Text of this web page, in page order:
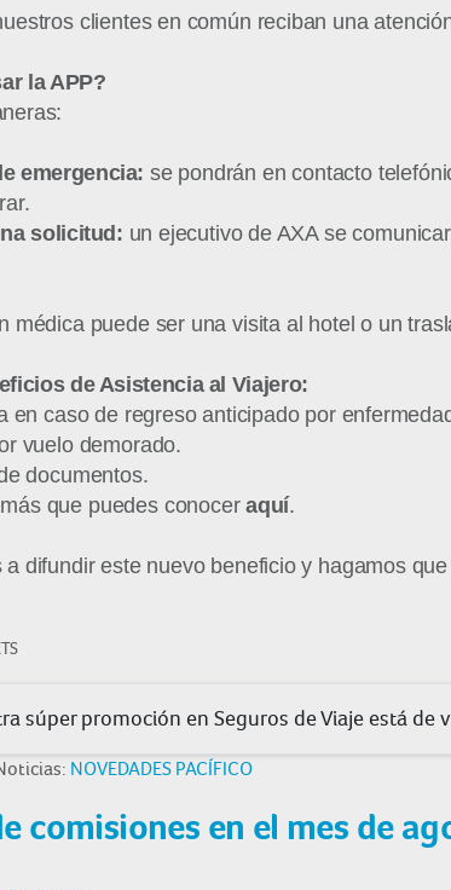
clientes en común reciban una
la APP?
emergencia: se pondrán en contacto
solicitud: un ejecutivo de AXA se
médica puede ser una visita al hotel o un
de Asistencia al Viajero:
en caso de regreso anticipado por
vuelo demorado.
documentos.
que puedes conoceraquí.
a difundir este nuevo beneficio y hagamos
súper promoción en Seguros de Viaje está de
NOVEDADES PACÍFICO
comisiones en el mes de